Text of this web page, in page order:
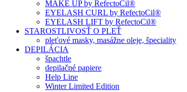
MAKE UP by RefectoCil®
EYELASH CURL by RefectoCil®
EYELASH LIFT by RefectoCil®
STAROSTLIVOSŤ O PLEŤ
pleťové masky, masážne oleje, špeciality
DEPILÁCIA
špachtle
depilačné papiere
Help Line
Winter Limited Edition